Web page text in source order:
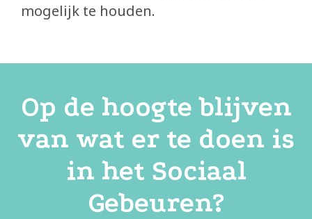
mogelijk te houden.
Op de hoogte blijven
van wat er te doen is
in het Sociaal
Gebeuren?